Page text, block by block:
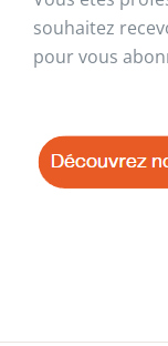
souhaitez
pour vous